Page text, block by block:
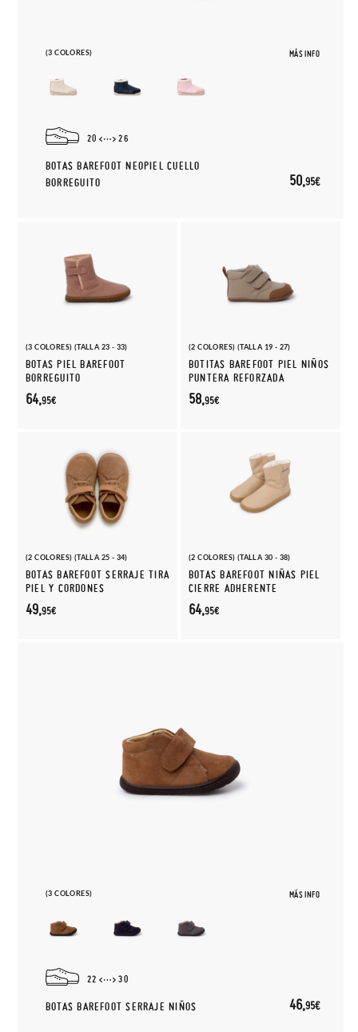
(3 COLORES) MÁS INFO
20 26
BOTAS BAREFOOT NEOPIEL CUELLO
BORREGUITO
50,95€
(3 COLORES) (TALLA 23 - 33)
BOTAS PIEL BAREFOOT
BORREGUITO
64,95€
(2 COLORES) (TALLA 19 - 27)
BOTITAS BAREFOOT PIEL NIÑOS
PUNTERA REFORZADA
58,95€
(2 COLORES) (TALLA 25 - 34)
BOTAS BAREFOOT SERRAJE TIRA
PIEL Y CORDONES
49,95€
(2 COLORES) (TALLA 30 - 38)
BOTAS BAREFOOT NIÑAS PIEL
CIERRE ADHERENTE
64,95€
(3 COLORES) MÁS INFO
22 30
BOTAS BAREFOOT SERRAJE NIÑOS 46,95€